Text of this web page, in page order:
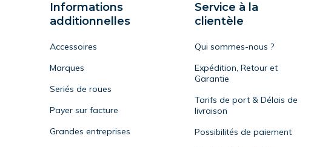
Informations
additionnelles
Accessoires
Marques
Seriés de roues
Payer sur facture
Grandes entreprises
Service à la
clientèle
Qui sommes-nous ?
Expédition, Retour et
Garantie
Tarifs de port & Délais de
livraison
Possibilités de paiement